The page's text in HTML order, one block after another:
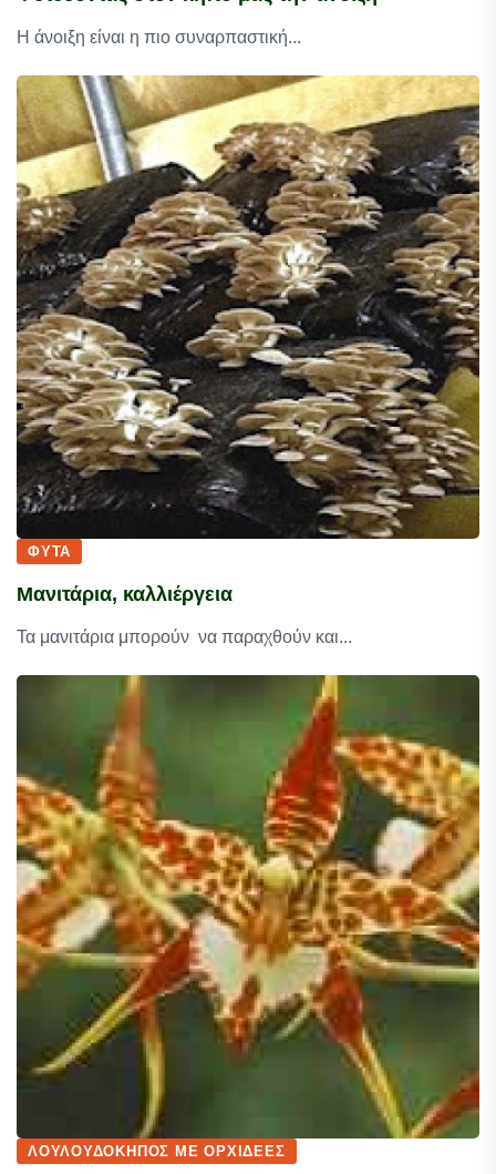
Η άνοιξη είναι η πιο συναρπαστική...
ΦΥΤΆ
Μανιτάρια, καλλιέργεια
Τα μανιτάρια μπορούν να παραχθούν και...
ΛΟΥΛΟΥΔΌΚΗΠΟΣ ΜΕ ΟΡΧΙΔΈΕΣ